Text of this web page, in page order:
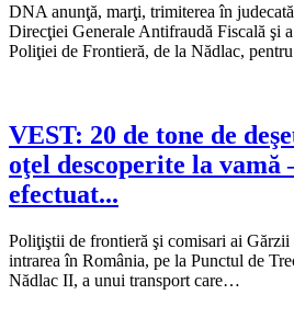
DNA anunţă, marţi, trimiterea în
Direcţiei Generale Antifraudă Fiscală şi
Poliţiei de Frontieră, de la Nădlac,
VEST: 20 de tone de
oţel descoperite la
efectuat...
Poliţiştii de frontieră şi comisari ai
intrarea în România, pe la Punctul de
Nădlac II, a unui transport care…